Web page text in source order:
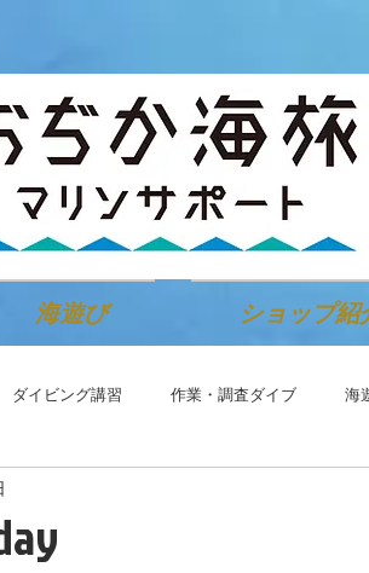
海遊び ショップ紹
ダイビング講習 作業・調査ダイブ 海